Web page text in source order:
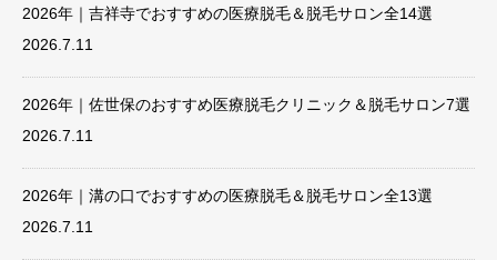
2026年｜吉祥寺でおすすめの医療脱毛＆脱毛サロン全14選
2026.7.11
2026年｜佐世保のおすすめ医療脱毛クリニック＆脱毛サロン7選
2026.7.11
2026年｜溝の口でおすすめの医療脱毛＆脱毛サロン全13選
2026.7.11